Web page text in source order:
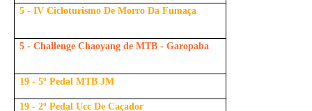
5 - IV Cicloturismo De Morro Da Fumaça
5 - Challenge Chaoyang de MTB - Garopaba
19 - 5º Pedal MTB JM
19 - 2º Pedal Ucc De Caçador